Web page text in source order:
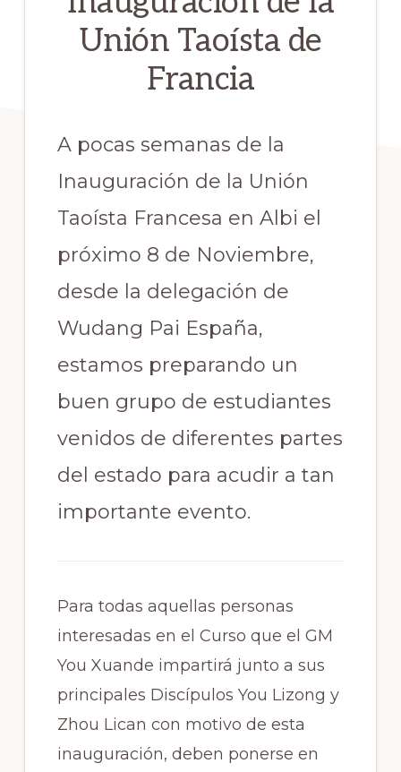
Unión Taoísta de
Francia
A pocas semanas de la
Inauguración de la Unión
Taoísta Francesa en Albi el
próximo 8 de Noviembre,
desde la delegación de
Wudang Pai España,
estamos preparando un
buen grupo de estudiantes
venidos de diferentes partes
del estado para acudir a tan
importante evento.
Para todas aquellas personas
interesadas en el Curso que el GM
You Xuande impartirá junto a sus
principales Discípulos You Lizong y
Zhou Lican con motivo de esta
inauguración, deben ponerse en